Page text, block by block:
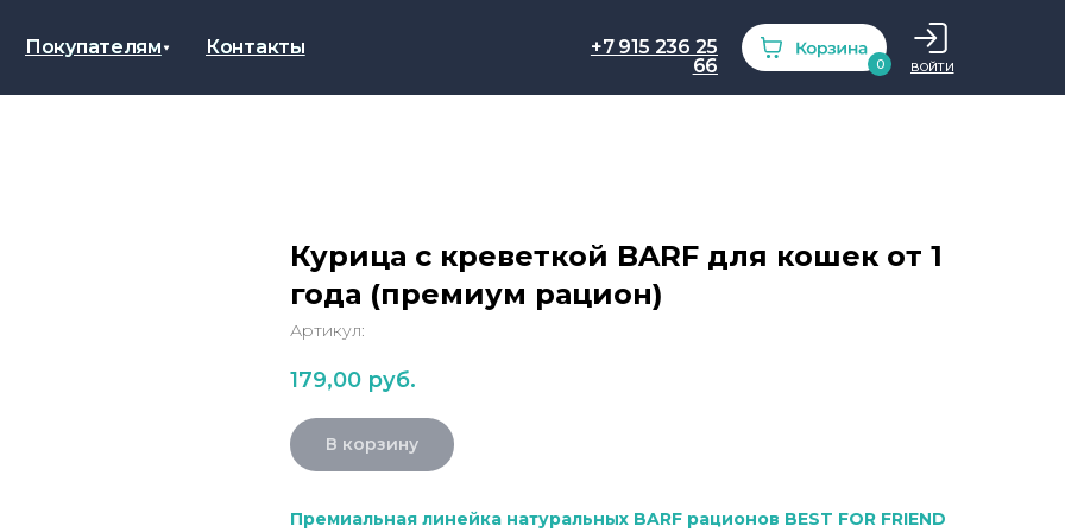
+7 915 236 25
66
Контакты
Контакты
ВОЙТИ
Покупателям
Покупателям
0
Рационы для котят до 1
Натуральные лакомства
Наполнитель Дорожник –
благотворительный проект
Курица с креветкой BARF для кошек от 1
года (премиум рацион)
Артикул:
179,00 руб.
В корзину
Премиальная линейка натуральных BARF рационов BEST FOR FRIEND